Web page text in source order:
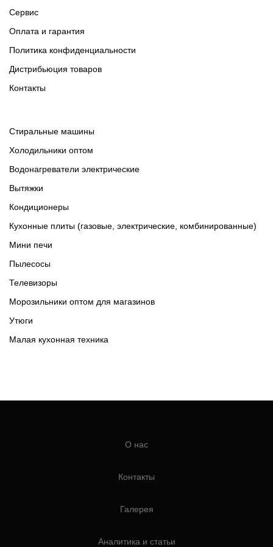
Сервис
Оплата и гарантия
Политика конфиденциальности
Дистрибьюция товаров
Контакты
Cтиральные машины
Холодильники оптом
Водонагреватели электрические
Вытяжки
Кондиционеры
Кухонные плиты (газовые, электрические, комбинированные)
Мини печи
Пылесосы
Телевизоры
Морозильники оптом для магазинов
Утюги
Малая кухонная техника
О нас
Контакты
Галерея
Аналитика и статьи